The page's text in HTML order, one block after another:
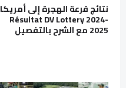
نتائج قرعة الهجرة إلى أمريكا
Résultat DV Lottery 2024-
2025 مع الشرح بالتفصيل